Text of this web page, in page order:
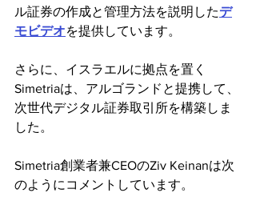
ル証券の作成と管理方法を説明したデ
モビデオを提供しています。
さらに、イスラエルに拠点を置く
Simetriaは、アルゴランドと提携して、
次世代デジタル証券取引所を構築しま
した。
Simetria創業者兼CEOのZiv Keinanは次
のようにコメントしています。